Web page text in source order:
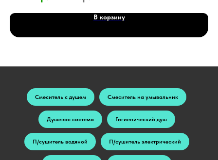
В корзину
Смеситель с душем Смеситель на умывальник
Душевая система Гигиенический душ
П/сушитель водяной П/сушитель электрический